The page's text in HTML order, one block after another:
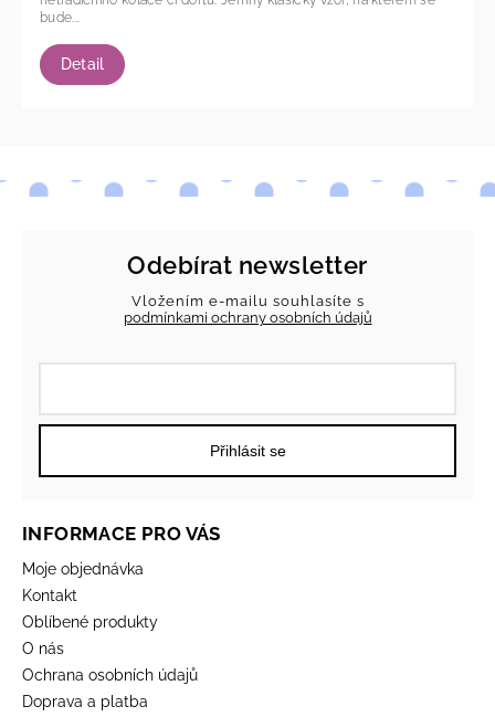
Detail
bude...
Odebírat newsletter
Vložením e-mailu souhlasíte s
podmínkami ochrany osobních údajů
Přihlásit se
INFORMACE PRO VÁS
Moje objednávka
Kontakt
Oblíbené produkty
O nás
Ochrana osobních údajů
Doprava a platba